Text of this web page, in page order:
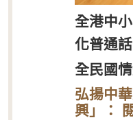
全港中
化普通
全民國
弘揚中
興」：